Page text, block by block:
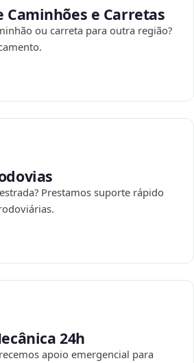
Caminhões e Carretas
ou carreta para outra região?
Prestamos suporte rápido
24h
apoio emergencial para